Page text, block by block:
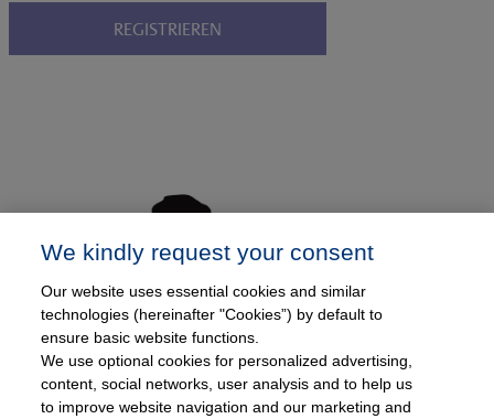
REGISTRIEREN
We kindly request your consent
Our website uses essential cookies and similar
technologies (hereinafter "Cookies”) by default to
ensure basic website functions.
We use optional cookies for personalized advertising,
content, social networks, user analysis and to help us
to improve website navigation and our marketing and